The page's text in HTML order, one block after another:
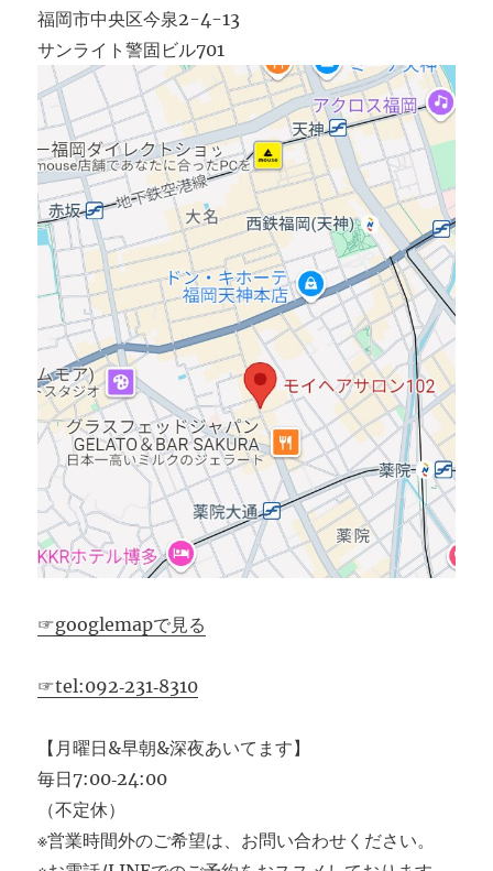
福岡市中央区今泉2-4-13
サンライト警固ビル701
☞googlemapで見る
☞tel:092‐231‐8310
【月曜日&早朝&深夜あいてます】
毎日7:00‐24:00
（不定休）
※営業時間外のご希望は、お問い合わせください。